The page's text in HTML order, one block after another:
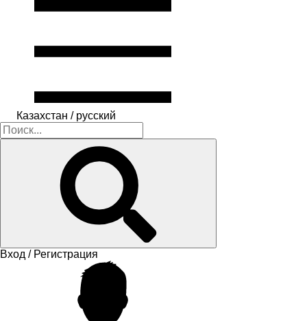
Казахстан / русский
Вход / Регистрация